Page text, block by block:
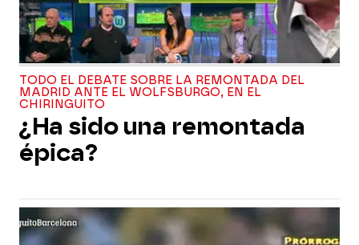
TODO EL DEBATE SOBRE LA REMONTADA DEL
MADRID ANTE EL WOLFSBURGO, EN EL
CHIRINGUITO
¿Ha sido una remontada
épica?